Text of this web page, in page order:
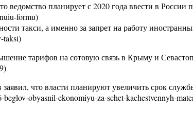
ведомство планирует с 2020 года ввести в
formu)
такси, а именно за запрет на работу
taksi)
тарифов на сотовую связь в Крыму и
что власти планируют увеличить срок
obyasnil-ekonomiyu-za-schet-kachestvennyh-